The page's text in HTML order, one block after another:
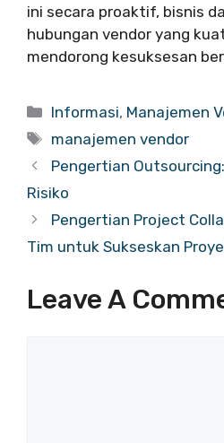
ini secara proaktif, bisnis
hubungan vendor yang
mendorong kesuksesan
Categories
Informasi, Manajemen
Tags
manajemen vendor
Pengertian
Risiko
Pengertian Project
Tim untuk Sukseskan
Leave A